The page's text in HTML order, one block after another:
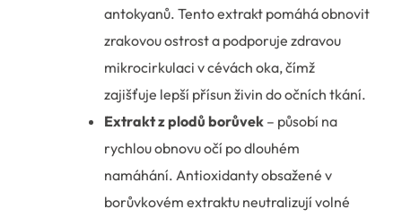
antokyanů. Tento extrakt pomáhá obnovit
zrakovou ostrost a podporuje zdravou
mikrocirkulaci v cévách oka, čímž
zajišťuje lepší přísun živin do očních tkání.
Extrakt z plodů borůvek – působí na
rychlou obnovu očí po dlouhém
namáhání. Antioxidanty obsažené v
borůvkovém extraktu neutralizují volné